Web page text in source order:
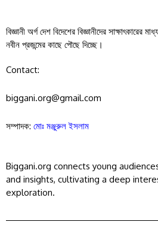
বিজ্ঞানী অর্গ দেশ বিদেশের বিজ্ঞানীদের সাক্ষাৎকারের
নবীন প্রজন্মের কাছে পৌছে দিচ্ছে।
Contact:
biggani.org@gmail.com
সম্পাদক: মোঃ মঞ্জুরুল ইসলাম
Biggani.org connects young
and insights, cultivating a deep
exploration.